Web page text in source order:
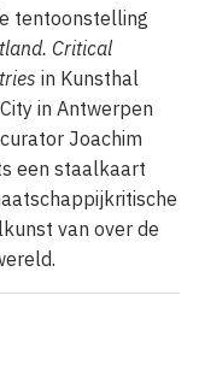
tentoonstelling
Critical
in Kunsthal
in Antwerpen
Joachim
een staalkaart
van over de